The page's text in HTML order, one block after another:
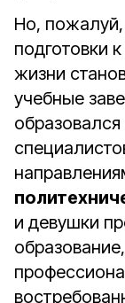
Но,
подготовки
жизни
учебные
и девушки